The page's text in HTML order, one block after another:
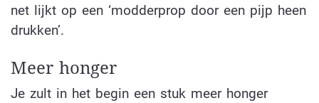
net lijkt op een ‘modderprop door een pijp heen
drukken’.
Meer honger
Je zult in het begin een stuk meer honger